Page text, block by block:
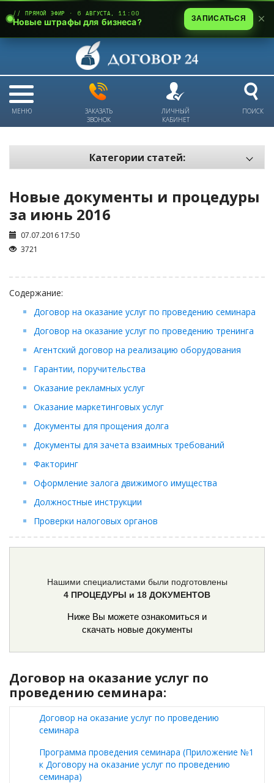
МЕНЮ
ЗАКАЗАТЬ
ЗВОНОК
ЛИЧНЫЙ
КАБИНЕТ
ПОИСК
Категории статей:
Электронный документооборот и цифровая подпись
Трудовые отношения
Техника безопасности и охрана труда
Займы
Сбор долгов
Регистрация ТОО
Проверка государственных органов
Интернет и право
Корпоративные отношения
Государственные закупки
Заключение, изменение и расторжение договоров
Налоги и налогообложение
Новости сервиса
Новые документы и процедуры
за июнь 2016
07.07.2016 17:50
3721
Содержание:
Договор на оказание услуг по проведению семинара
Договор на оказание услуг по проведению тренинга
Агентский договор на реализацию оборудования
Гарантии, поручительства
Оказание рекламных услуг
Оказание маркетинговых услуг
Документы для прощения долга
Документы для зачета взаимных требований
Факторинг
Оформление залога движимого имущества
Должностные инструкции
Проверки налоговых органов
Нашими специалистами были подготовлены
4 ПРОЦЕДУРЫ и 18 ДОКУМЕНТОВ
Ниже Вы можете ознакомиться и
скачать новые документы
Договор на оказание услуг по
проведению семинара:
Договор на оказание услуг по проведению
семинара
Программа проведения семинара (Приложение №1
к Договору на оказание услуг по проведению
семинара)
// ПРЯМОЙ ЭФИР · 6 АВГУСТА, 11:00
Новые штрафы для бизнеса? ЗАПИСАТЬСЯ